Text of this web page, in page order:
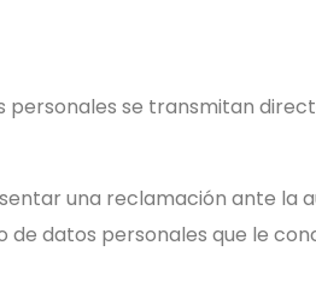
se transmitan
una reclamación ante la
datos personales que le